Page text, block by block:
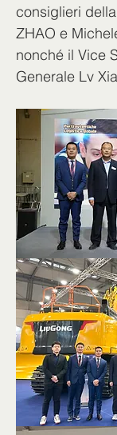
consiglieri
ZHAO e
nonché il Vice
Generale Lv